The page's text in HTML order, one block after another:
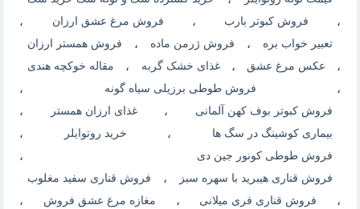
، فروش کبوتر بارب ، فروش مرغ عشق ارزان ،
تعبیر خواب بره ، فروش ژرمن ماده ، فروش همستر ارزان
، عکس مرغ عشق ، غذای خشک گربه ، مقاله خوکچه هندی
، فروش طوطی برزیلی سیاه گونه ،
فروش کبوتر بوف کهن آلمانی ، غذای ارزان همستر ،
بیماری کوشینگ در سگ ها ، خرید روتوایلر ،
فروش طوطی کونور جین دی ،
فروش قناری هیبرید با سهره سبز ، فروش قناری سفید مغلوب
، فروش قناری فری میلانی ، مغازه مرغ عشق فروش ،